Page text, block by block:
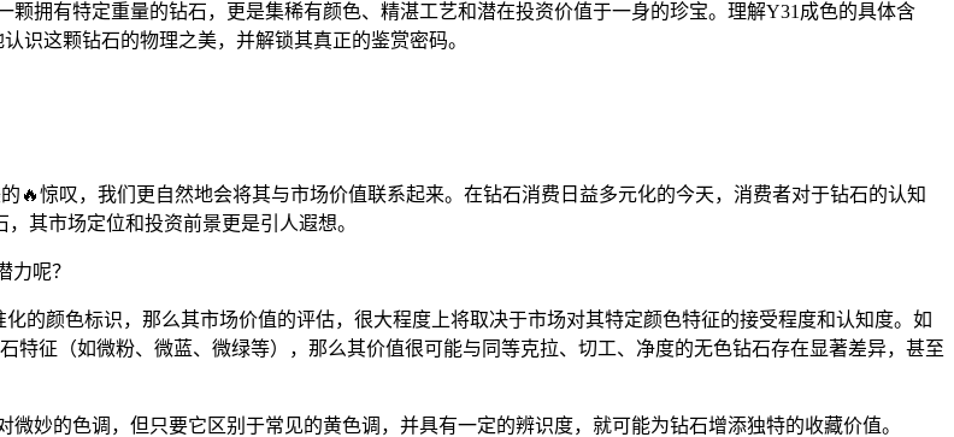
拥有特定重量的钻石，更是集稀有颜色、精湛工艺和潜在投资价值于一身的珍宝。理解Y31成色的具体含
识这颗钻石的物理之美，并解锁其真正的鉴赏密码。
🔥惊叹，我们更自然地会将其与市场价值联系起来。在钻石消费日益多元化的今天，消费者对于钻石的认知
其市场定位和投资前景更是引人遐想。
力呢？
的颜色标识，那么其市场价值的评估，很大程度上将取决于市场对其特定颜色特征的接受程度和认知度。如
征（如微粉、微蓝、微绿等），那么其价值很可能与同等克拉、切工、净度的无色钻石存在显著差异，甚至
妙的色调，但只要它区别于常见的黄色调，并具有一定的辨识度，就可能为钻石增添独特的收藏价值。